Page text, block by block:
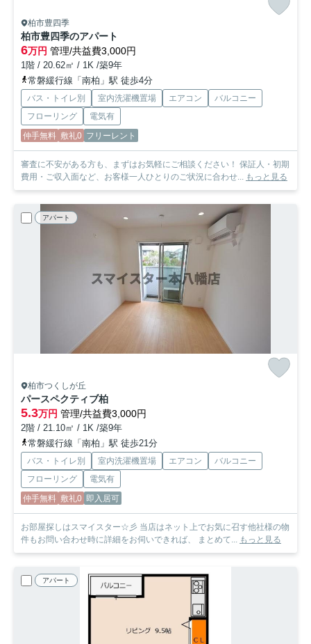
柏市豊四季
柏市豊四季のアパート
6万円 管理/共益費3,000円
1階 / 20.62㎡ / 1K /築9年
常磐緩行線「南柏」駅 徒歩4分
バス・トイレ別 室内洗濯機置場 エアコン
バルコニー
フローリング
電気有
仲手無料 敷礼0 フリーレント
審査に不安がある方も、まずはお気軽にご相談ください！ 保証人・初期
費用・ご収入面など、お客様一人ひとりのご状況に合わせ... もっと見る
アパート
柏市つくしが丘
パースペクティブ柏
5.3万円 管理/共益費3,000円
2階 / 21.10㎡ / 1K /築9年
常磐緩行線「南柏」駅 徒歩21分
バス・トイレ別 室内洗濯機置場 エアコン
バルコニー
フローリング
電気有
仲手無料 敷礼0 即入居可
お部屋探しはスマイスター☆彡 当店はネット上でお気に召す他社様の物
件もお問い合わせ時に詳細をお伺いできれば、 まとめて... もっと見る
アパート